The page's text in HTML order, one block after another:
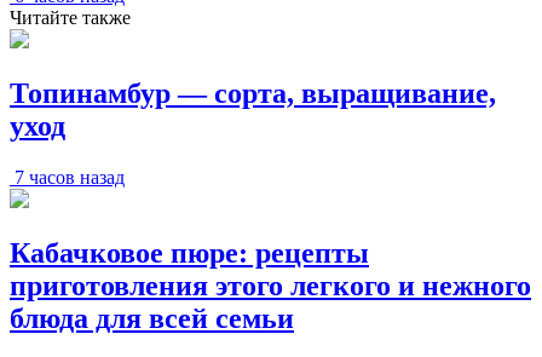
Читайте также
Топинамбур — сорта, выращивание,
уход
7 часов назад
Кабачковое пюре: рецепты
приготовления этого легкого и нежного
блюда для всей семьи